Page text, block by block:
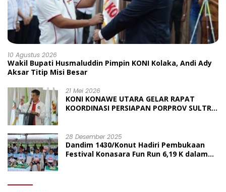
10 Agustus 2026
Wakil Bupati Husmaluddin Pimpin KONI Kolaka, Andi Ady
Aksar Titip Misi Besar
21 Mei 2026
KONI KONAWE UTARA GELAR RAPAT
KOORDINASI PERSIAPAN PORPROV SULTRA
28 Desember 2025
Dandim 1430/Konut Hadiri Pembukaan
Festival Konasara Fun Run 6,19 K dalam